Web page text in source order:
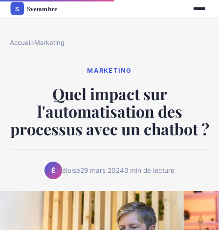
Accueil›Marketing
MARKETING
Quel impact sur
l'automatisation des
processus avec un chatbot ?
É éloise29 mars 20243 min de lecture